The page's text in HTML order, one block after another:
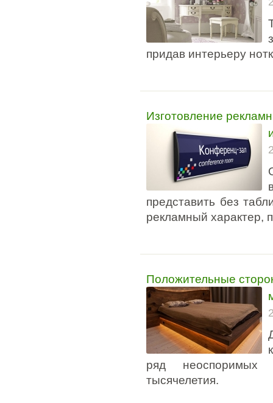
придав интерьеру
Изготовление
представить без
рекламный характер,
Положительные
ряд неоспоримых
тысячелетия.